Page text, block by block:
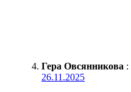
Гера Овсянникова :
26.11.2025